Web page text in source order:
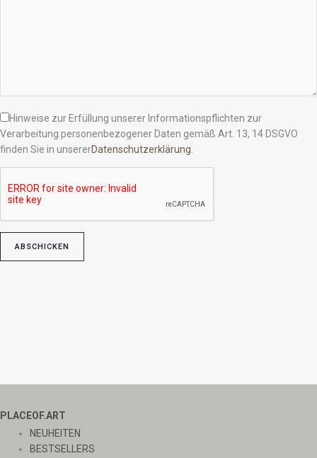
Hinweise zur Erfüllung unserer Informationspflichten zur
Verarbeitung personenbezogener Daten gemäß Art. 13, 14 DSGVO
finden Sie in unsererDatenschutzerklärung
Bitte lasse dieses Feld leer.
PLACEOF.ART
NEUHEITEN
BESTSELLERS